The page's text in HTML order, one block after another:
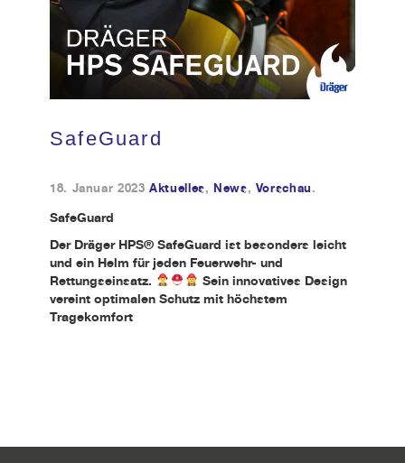
Partner
Kundendienst
SafeGuard
18. Januar 2023 Aktuelles, News, Vorschau .
SafeGuard
Der Dräger HPS® SafeGuard ist besonders leicht
und ein Helm für jeden Feuerwehr- und
Rettungseinsatz.
Sein innovatives Design
vereint optimalen Schutz mit höchstem
Tragekomfort